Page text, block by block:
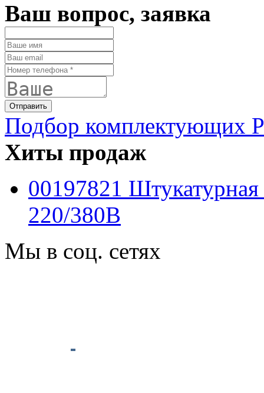
Ваш вопрос, заявка
Подбор комплектующих
Хиты продаж
00197821
220/380B
Мы в соц. сетях